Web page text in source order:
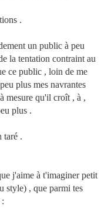
.
un public à peu
la tentation contraint au
ce public , loin de me
plus mes navrantes
mesure qu'il croît , à ,
plus .
taré .
j'aime à t'imaginer petit
style) , que parmi tes